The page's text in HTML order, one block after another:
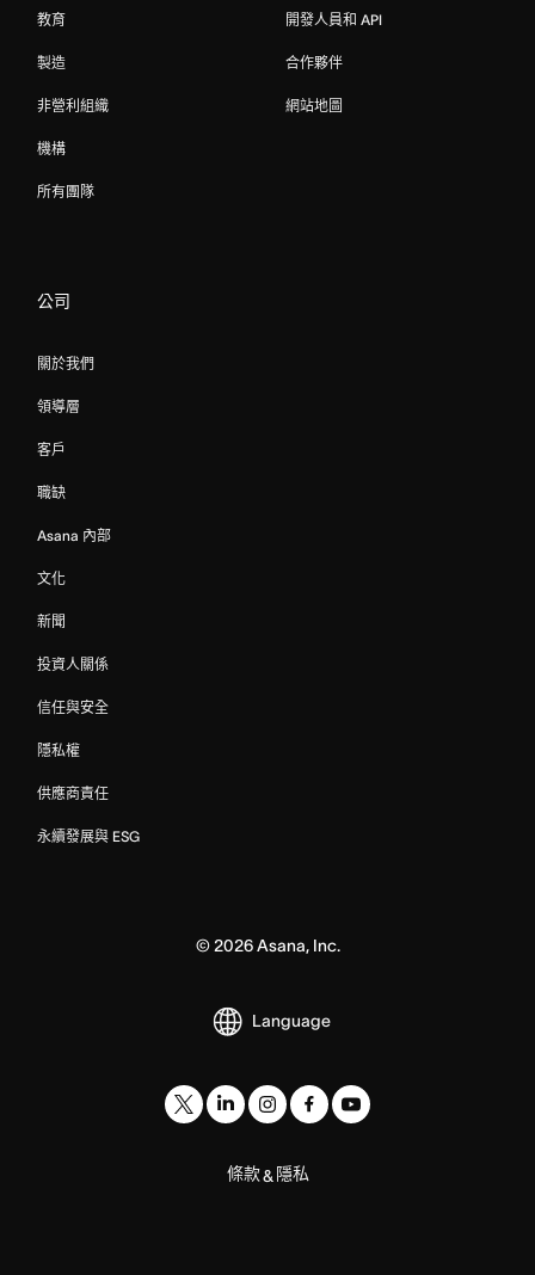
教育
製造
非營利組織
機構
所有團隊
開發人員和 API
合作夥伴
網站地圖
公司
關於我們
領導層
客戶
職缺
Asana 內部
文化
新聞
投資人關係
信任與安全
隱私權
供應商責任
永續發展與 ESG
© 2026Asana, Inc.
Language
條款& 隱私